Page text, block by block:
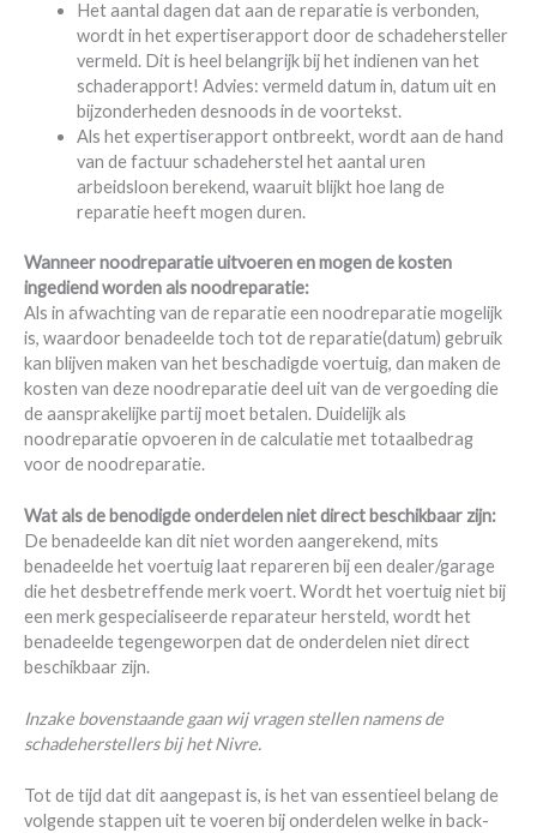
Het aantal dagen dat aan de reparatie is verbonden,
wordt in het expertiserapport door de schadehersteller
vermeld. Dit is heel belangrijk bij het indienen van het
schaderapport! Advies: vermeld datum in, datum uit en
bijzonderheden desnoods in de voortekst.
Als het expertiserapport ontbreekt, wordt aan de hand
van de factuur schadeherstel het aantal uren
arbeidsloon berekend, waaruit blijkt hoe lang de
reparatie heeft mogen duren.
Wanneer noodreparatie uitvoeren en mogen de kosten
ingediend worden als noodreparatie:
Als in afwachting van de reparatie een noodreparatie mogelijk
is, waardoor benadeelde toch tot de reparatie(datum) gebruik
kan blijven maken van het beschadigde voertuig, dan maken de
kosten van deze noodreparatie deel uit van de vergoeding die
de aansprakelijke partij moet betalen. Duidelijk als
noodreparatie opvoeren in de calculatie met totaalbedrag
voor de noodreparatie.
Wat als de benodigde onderdelen niet direct beschikbaar zijn:
De benadeelde kan dit niet worden aangerekend, mits
benadeelde het voertuig laat repareren bij een dealer/garage
die het desbetreffende merk voert. Wordt het voertuig niet bij
een merk gespecialiseerde reparateur hersteld, wordt het
benadeelde tegengeworpen dat de onderdelen niet direct
beschikbaar zijn.
Inzake bovenstaande gaan wij vragen stellen namens de
schadeherstellers bij het Nivre.
Tot de tijd dat dit aangepast is, is het van essentieel belang de
volgende stappen uit te voeren bij onderdelen welke in back-